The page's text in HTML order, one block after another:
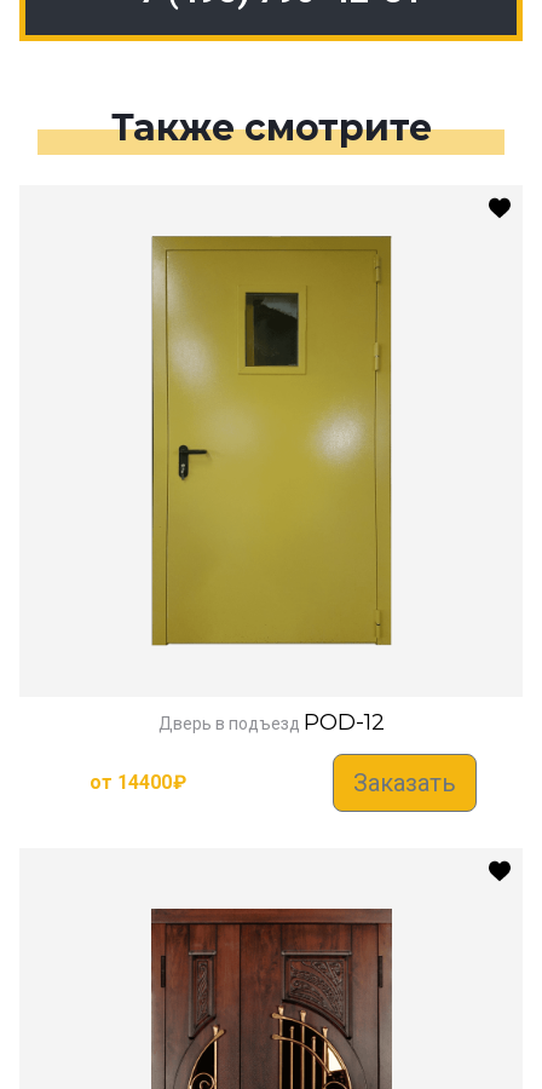
Также смотрите
Дверь в подъезд POD-12
от 14400₽ Заказать